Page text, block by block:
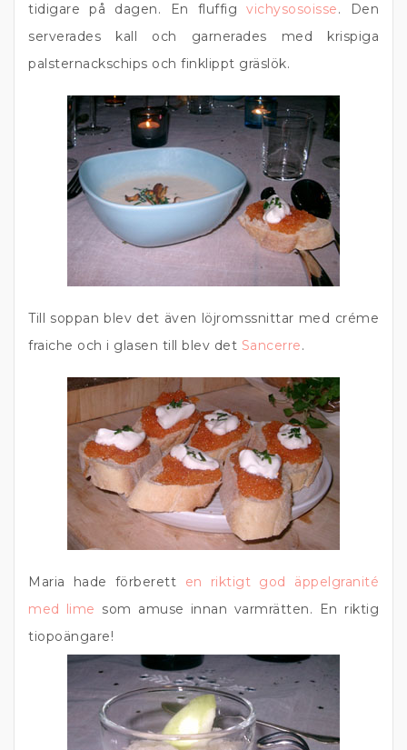
tidigare på dagen. En fluffigvichysosoisse. Den
serverades kall och garnerades med krispiga
palsternackschips och finklippt gräslök.
Till soppan blev det även löjromssnittar med créme
fraiche och i glasen till blev det Sancerre.
Maria hade förberett en riktigt god äppelgranité
med lime som amuse innan varmrätten. En riktig
tiopoängare!